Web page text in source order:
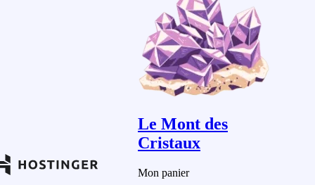
Le Mont des
Cristaux
Mon panier